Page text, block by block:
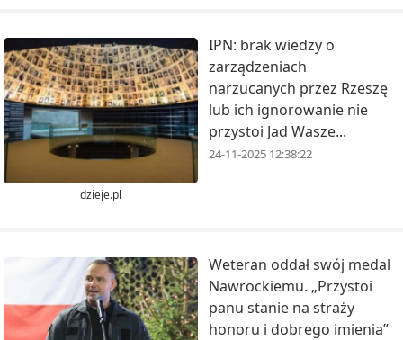
dzieje.pl
IPN: brak wiedzy o
zarządzeniach
narzucanych przez Rzeszę
lub ich ignorowanie nie
przystoi Jad Wasze...
24-11-2025 12:38:22
Weteran oddał swój medal
Nawrockiemu. „Przystoi
panu stanie na straży
honoru i dobrego imienia”